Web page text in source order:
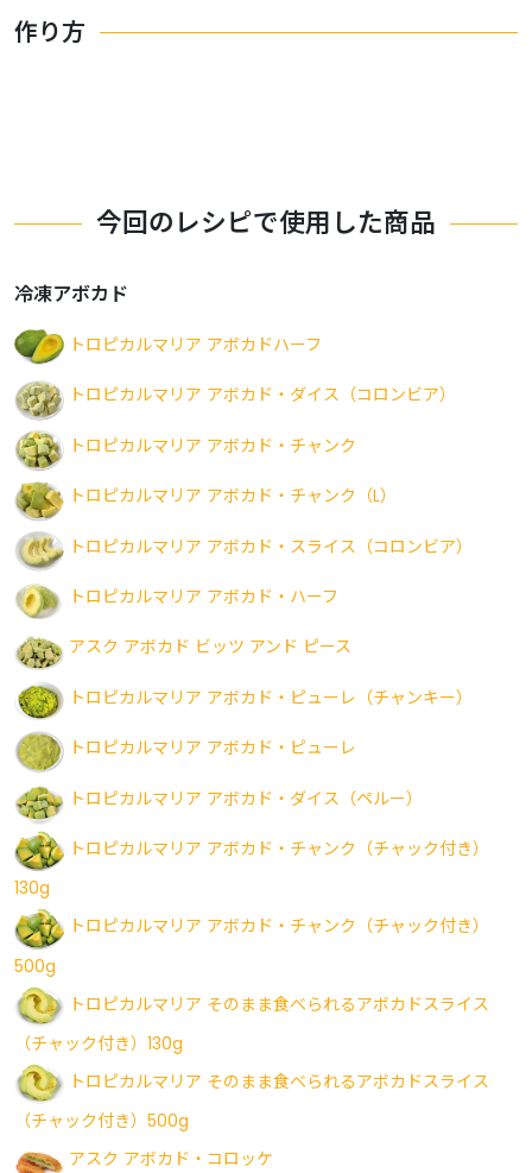
作り方
今回のレシピで使用した商品
冷凍アボカド
トロピカルマリア アボカドハーフ
トロピカルマリア アボカド・ダイス（コロンビア）
トロピカルマリア アボカド・チャンク
トロピカルマリア アボカド・チャンク（L）
トロピカルマリア アボカド・スライス（コロンビア）
トロピカルマリア アボカド・ハーフ
アスク アボカド ビッツ アンド ピース
トロピカルマリア アボカド・ピューレ（チャンキー）
トロピカルマリア アボカド・ピューレ
トロピカルマリア アボカド・ダイス（ペルー）
トロピカルマリア アボカド・チャンク（チャック付き）
130g
トロピカルマリア アボカド・チャンク（チャック付き）
500g
トロピカルマリア そのまま食べられるアボカドスライス
（チャック付き）130g
トロピカルマリア そのまま食べられるアボカドスライス
（チャック付き）500g
アスク アボカド・コロッケ